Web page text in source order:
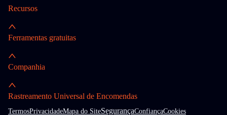
Recursos
Ferramentas gratuitas
Companhia
Rastreamento Universal de Encomendas
TermosPrivacidadeMapa do SiteSegurançaConfiançaCookies